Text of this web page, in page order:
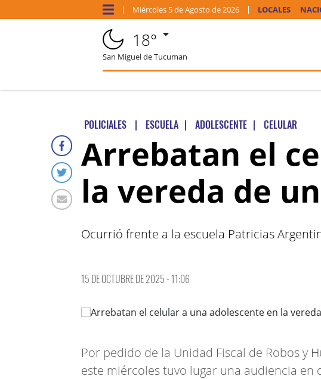
Miércoles 5 deAgosto de 2026 LOCALES
18°
San Miguel de Tucuman
POLICIALES | ESCUELA | ADOLESCENTE | CELULAR
Arrebatan el
la vereda de
Ocurrió frente a la escuela Patricias
15 DE OCTUBRE DE 2025 - 11:06
Por pedido de la Unidad Fiscal de Robos y
este miércoles tuvo lugar una audiencia